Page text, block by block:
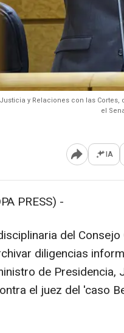
y Relaciones con las
el
Abrir IA
PRESS) -
del
diligencias
de Presidencia,
el juez del 'caso